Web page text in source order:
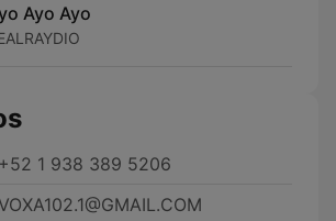
Ayo Ayo
+52 1 938 389 5206